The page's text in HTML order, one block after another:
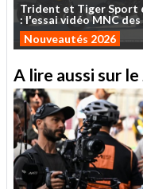
Trident et TigerSport
: l'essaividéoMNCdes
Nouveautés 2026
A lire aussi sur